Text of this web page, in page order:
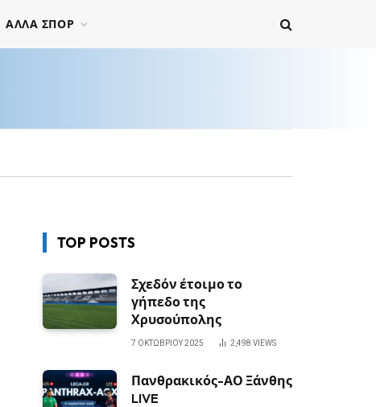
ΑΛΛΑ ΣΠΟΡ
TOP POSTS
Σχεδόν έτοιμο το
γήπεδο της
Χρυσούπολης
7 ΟΚΤΩΒΡΊΟΥ 2025 2,498 VIEWS
Πανθρακικός-ΑΟ Ξάνθης
LIVE